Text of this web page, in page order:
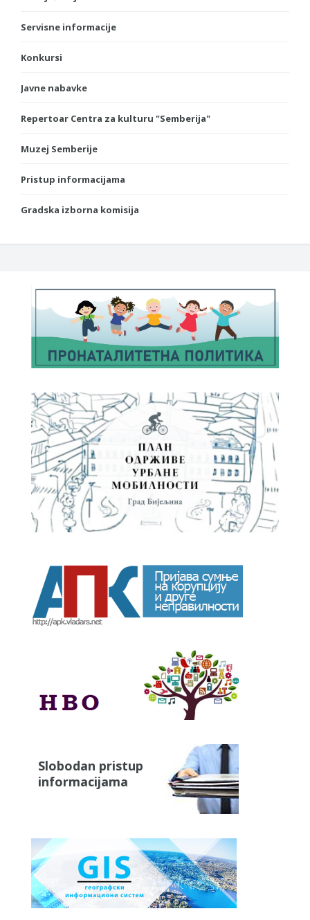
Servisne informacije
Konkursi
Javne nabavke
Repertoar Centra za kulturu "Semberija"
Muzej Semberije
Pristup informacijama
Gradska izborna komisija
Slobodan pristup
informacijama